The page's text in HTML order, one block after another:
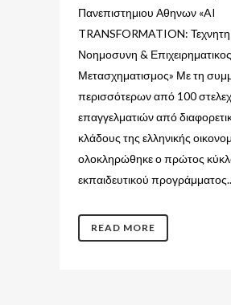
Πανεπιστημιου Αθηνων «AI
TRANSFORMATION: Τεχνητη
Νοημοσυνη & Επιχειρηματικος
Μετασχηματισμος» Με τη
περισσότερων από 100
επαγγελματιών από
κλάδους της ελληνικής
ολοκληρώθηκε ο πρώτος
εκπαιδευτικού
READ MORE